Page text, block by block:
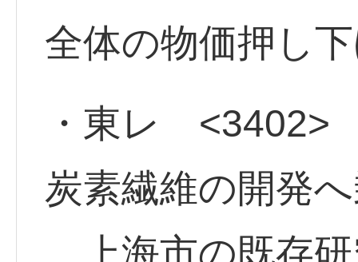
全体の物価押し
・東レ <3402>
炭素繊維の開発
上海市の既存研